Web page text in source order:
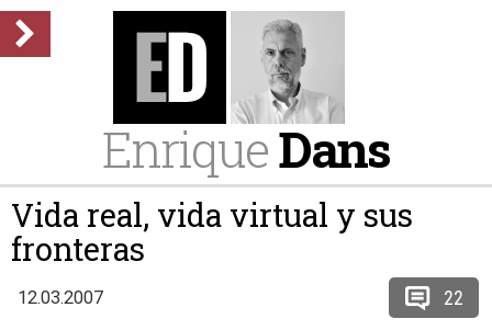
EnriqueDans
Vida real, vida virtual y sus
fronteras
12.03.2007 22